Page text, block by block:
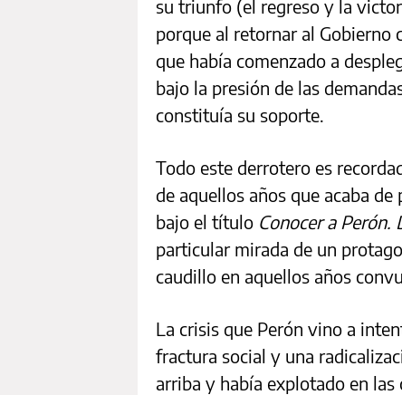
su triunfo (el regreso y la
porque al retornar al Gobierno
que había comenzado a
bajo la presión de las
constituía su soporte.
Todo este derrotero es
de aquellos años que acaba de
bajo el título Conocer a Perón.
particular mirada de un
caudillo en aquellos años
La crisis que Perón vino a
fractura social y una
arriba y había explotado en las